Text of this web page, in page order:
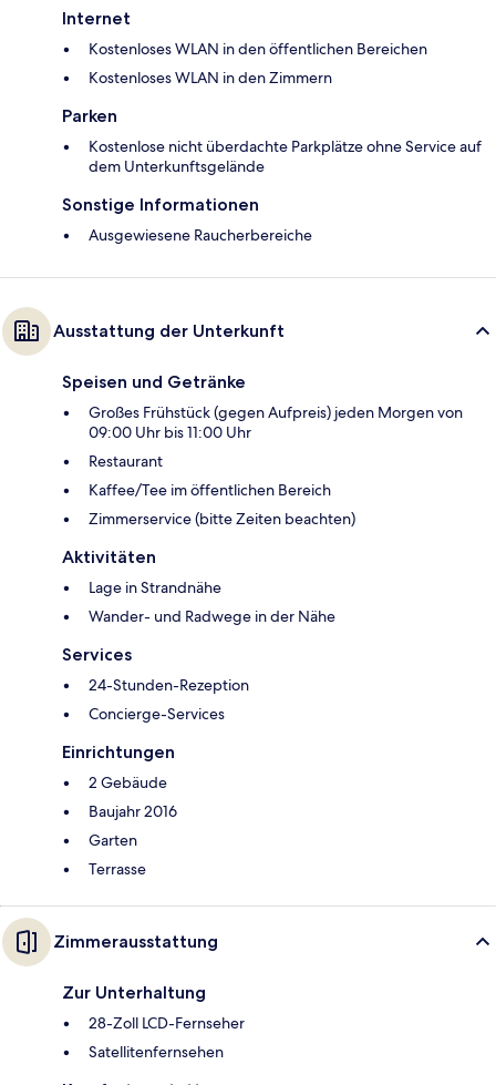
Internet
Kostenloses WLAN in den öffentlichen Bereichen
Kostenloses WLAN in den Zimmern
Parken
Kostenlose nicht überdachte Parkplätze ohne Service auf
dem Unterkunftsgelände
Sonstige Informationen
Ausgewiesene Raucherbereiche
Ausstattung der Unterkunft
Speisen und Getränke
Großes Frühstück (gegen Aufpreis) jeden Morgen von
09:00 Uhr bis 11:00 Uhr
Restaurant
Kaffee/Tee im öffentlichen Bereich
Zimmerservice (bitte Zeiten beachten)
Aktivitäten
Lage in Strandnähe
Wander- und Radwege in der Nähe
Services
24-Stunden-Rezeption
Concierge-Services
Einrichtungen
2 Gebäude
Baujahr 2016
Garten
Terrasse
Zimmerausstattung
Zur Unterhaltung
28-Zoll LCD-Fernseher
Satellitenfernsehen